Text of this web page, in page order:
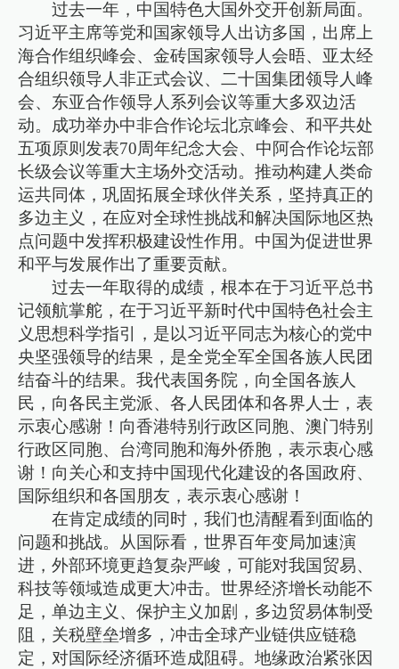
过去一年，中国特色大国外交开创新局面。
习近平主席等党和国家领导人出访多国，出席上
海合作组织峰会、金砖国家领导人会晤、亚太经
合组织领导人非正式会议、二十国集团领导人峰
会、东亚合作领导人系列会议等重大多双边活
动。成功举办中非合作论坛北京峰会、和平共处
五项原则发表70周年纪念大会、中阿合作论坛部
长级会议等重大主场外交活动。推动构建人类命
运共同体，巩固拓展全球伙伴关系，坚持真正的
多边主义，在应对全球性挑战和解决国际地区热
点问题中发挥积极建设性作用。中国为促进世界
和平与发展作出了重要贡献。
过去一年取得的成绩，根本在于习近平总书
记领航掌舵，在于习近平新时代中国特色社会主
义思想科学指引，是以习近平同志为核心的党中
央坚强领导的结果，是全党全军全国各族人民团
结奋斗的结果。我代表国务院，向全国各族人
民，向各民主党派、各人民团体和各界人士，表
示衷心感谢！向香港特别行政区同胞、澳门特别
行政区同胞、台湾同胞和海外侨胞，表示衷心感
谢！向关心和支持中国现代化建设的各国政府、
国际组织和各国朋友，表示衷心感谢！
在肯定成绩的同时，我们也清醒看到面临的
问题和挑战。从国际看，世界百年变局加速演
进，外部环境更趋复杂严峻，可能对我国贸易、
科技等领域造成更大冲击。世界经济增长动能不
足，单边主义、保护主义加剧，多边贸易体制受
阻，关税壁垒增多，冲击全球产业链供应链稳
定，对国际经济循环造成阻碍。地缘政治紧张因